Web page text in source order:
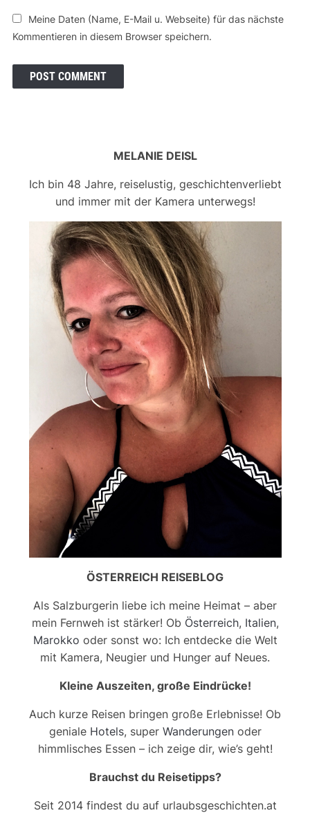
Meine Daten (Name, E-Mail u. Webseite) für das nächste
Kommentieren in diesem Browser speichern.
MELANIE DEISL
Ich bin 48 Jahre, reiselustig, geschichtenverliebt
und immer mit der Kamera unterwegs!
ÖSTERREICH REISEBLOG
Als Salzburgerin liebe ich meine Heimat – aber
mein Fernweh ist stärker! Ob Österreich, Italien,
Marokko oder sonst wo: Ich entdecke die Welt
mit Kamera, Neugier und Hunger auf Neues.
Kleine Auszeiten, große Eindrücke!
Auch kurze Reisen bringen große Erlebnisse! Ob
geniale Hotels, super Wanderungenoder
himmlisches Essen – ich zeige dir, wie’s geht!
Brauchst du Reisetipps?
Seit 2014 findest du auf urlaubsgeschichten.at